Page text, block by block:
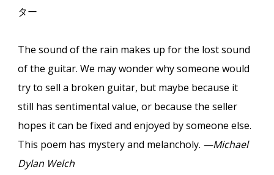
ター
The sound of the rain makes up for the lost sound
of the guitar. We may wonder why someone would
try to sell a broken guitar, but maybe because it
still has sentimental value, or because the seller
hopes it can be fixed and enjoyed by someone else.
This poem has mystery and melancholy. —Michael
Dylan Welch